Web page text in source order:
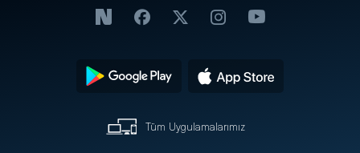
Tüm Uygulamalarımız